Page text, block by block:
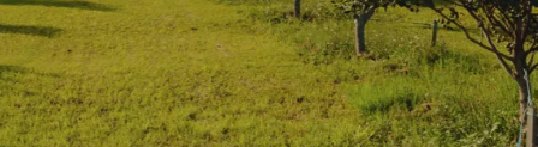
Sudáfrica (inglés)
Túnez (francés)
Asia